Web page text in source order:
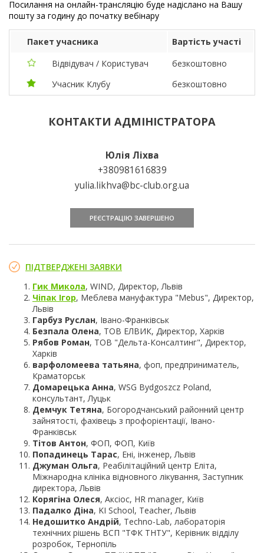
Посилання на онлайн-трансляцію буде надіслано на Вашу
пошту за годину до початку вебінару
Пакет учасника
Вартість участі
Відвідувач / Користувач
безкоштовно
Учасник Клубу
безкоштовно
КОНТАКТИ АДМІНІСТРАТОРА
Юлія Ліхва
+380981616839
yulia.likhva@bc-club.org.ua
РЕЄСТРАЦІЮ ЗАВЕРШЕНО
ПІДТВЕРДЖЕНІ ЗАЯВКИ
Гик Микола, WIND, Директор, Львів
Чіпак Ігор, Меблева мануфактура "Mebus", Директор,
Львів
Гарбуз Руслан, Івано-Франківськ
Безпала Олена, ТОВ ЕЛВИК, Директор, Харків
Рябов Роман, ТОВ "Дельта-Консалтинг", Директор,
Харків
варфоломеева татьяна, фоп, предприниматель,
Краматорськ
Домарецька Анна, WSG Bydgoszcz Poland,
консультант, Луцьк
Демчук Тетяна, Богородчанський районний центр
зайнятості, фахівець з профорієнтації, Івано-
Франківськ
Тітов Антон, ФОП, ФОП, Київ
Попадинець Тарас, Ені, інженер, Львів
Джуман Ольга, Реабілітаційний центр Еліта,
Міжнародна клініка відновного лікування, Заступник
директора, Львів
Корягіна Олеся, Аксіос, HR manager, Київ
Падалко Діна, KI School, Teacher, Львів
Недошитко Андрій, Techno-Lab, лабораторія
технічних рішень ВСП "ТФК ТНТУ", Керівник відділу
розробок, Тернопіль